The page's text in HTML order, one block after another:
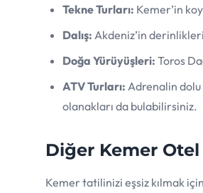
Tekne Turları: Kemer’in
Dalış: Akdeniz’in
Doğa Yürüyüşleri: Toros
ATV Turları: Adrenalin
olanakları da bulabilirsiniz.
Diğer Kemer
Kemer tatilinizi eşsiz kılmak